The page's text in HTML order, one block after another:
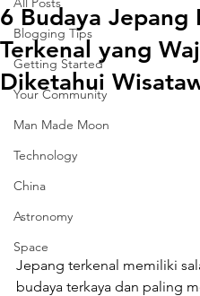
Blogging Tips
Getting Started
Your Community
Man Made Moon
Technology
China
Astronomy
Space
6 Budaya Jepang
Terkenal yang
Diketahui
Jepang terkenal memiliki
budaya terkaya dan paling